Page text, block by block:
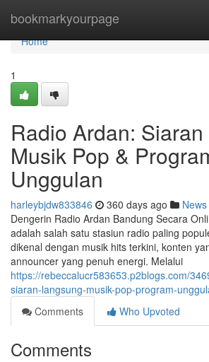
bookmarkyourpage
Home
Home
1
Radio Ardan:
Musik Pop &
Unggulan
harleybjdw833846 360 days ago News
Dengerin Radio Ardan Bandung Secara
adalah salah satu stasiun radio paling
dikenal dengan musik hits terkini, konten
announcer yang penuh energi. Melalui
https://rebeccalucr583653.p2blogs.com/
siaran-langsung-musik-pop-program-
Comments
Who Upvoted
Comments